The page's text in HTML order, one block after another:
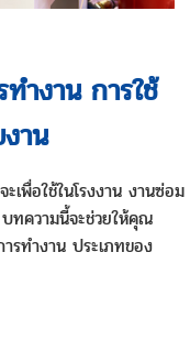
ำงาน การใช้
าน
เพื่อใช้ในโรงงาน งานซ่อม
ทความนี้จะช่วยให้คุณ
รทำงาน ประเภทของ